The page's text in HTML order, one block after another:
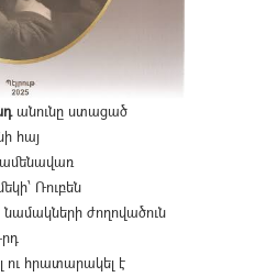
անունը ստացած
հայ
Ռուբեն
ժողովածուն
րդ
ու հրատարակել է